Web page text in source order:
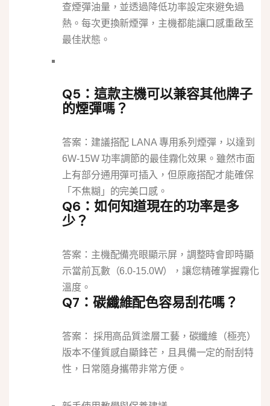
查煙彈油量，並透過降低功率設定來避免過
熱。每次更換新煙彈，主機都能讓口感重啟至
最佳狀態。
Q5：這款主機可以兼容其他牌子
的煙彈嗎？
答案：建議搭配 LANA 專用系列煙彈，以達到
6W-15W 功率調節的最佳霧化效果。雖然市面
上有部分通用彈可插入，但原廠搭配才能確保
「不焦糊」的完美口感。
Q6：如何知道現在的功率是多
少？
答案：主機配備亮眼顯示屏，調整時會即時顯
示當前瓦數（6.0-15.0W），讓您精確掌握霧化
溫度。
Q7：碳纖維配色容易刮花嗎？
答案： 採用高品質塗層工藝，碳纖維（極亮）
版本不僅質感自顯鋒芒，且具備一定的耐刮特
性，日常隨身攜帶非常方便。